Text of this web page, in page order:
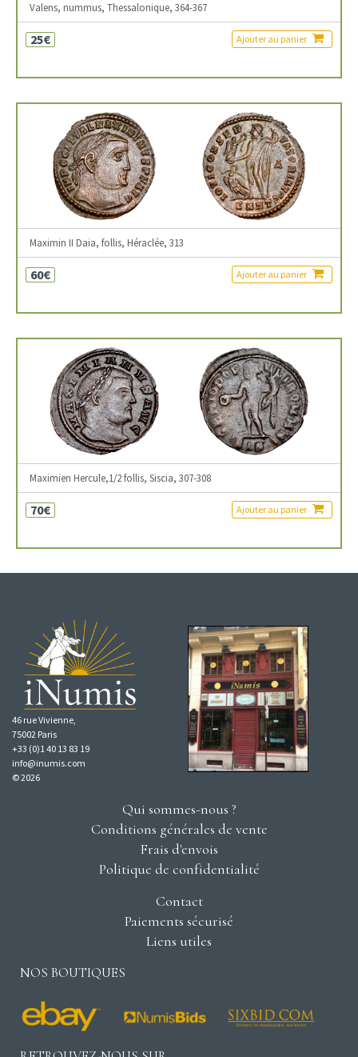
Valens, nummus, Thessalonique, 364-367
25€ Ajouter au panier
Maximin II Daia, follis, Héraclée, 313
60€ Ajouter au panier
Maximien Hercule,1/2 follis, Siscia, 307-308
70€ Ajouter au panier
46 rue Vivienne,
75002 Paris
+33 (0)1 40 13 83 19
info@inumis.com
© 2026
Qui sommes-nous ?
Conditions générales de vente
Frais d'envois
Politique de confidentialité
Contact
Paiements sécurisé
Liens utiles
NOS BOUTIQUES